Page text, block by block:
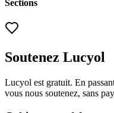
Sections
Soutenez Lucyol
Lucyol est gratuit. En
vous nous soutenez, sans